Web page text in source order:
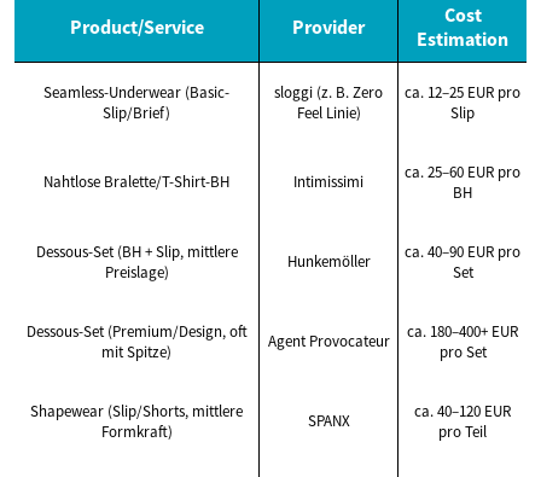
Product/Service Provider
Cost
Estimation
Seamless-Underwear (Basic-
Slip/Brief)
sloggi (z. B. Zero
Feel Linie)
ca. 12–25 EUR pro
Slip
Nahtlose Bralette/T-Shirt-BH Intimissimi
ca. 25–60 EUR pro
BH
Dessous-Set (BH + Slip, mittlere
Preislage)
Hunkemöller
ca. 40–90 EUR pro
Set
Dessous-Set (Premium/Design, oft
mit Spitze)
Agent Provocateur
ca. 180–400+ EUR
pro Set
Shapewear (Slip/Shorts, mittlere
Formkraft)
SPANX
ca. 40–120 EUR
pro Teil